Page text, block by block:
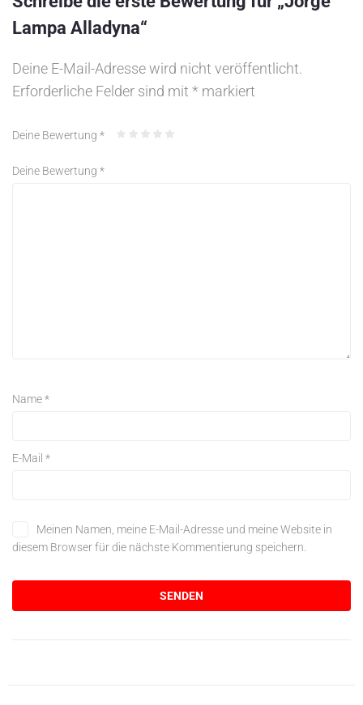
Lampa Alladyna“
Deine E-Mail-Adresse wird nicht veröffentlicht.
Erforderliche Felder sind mit * markiert
Deine Bewertung *
Deine Bewertung *
Name*
E-Mail *
Meinen Namen, meine E-Mail-Adresse und meine Website in
diesem Browser für die nächste Kommentierung speichern.